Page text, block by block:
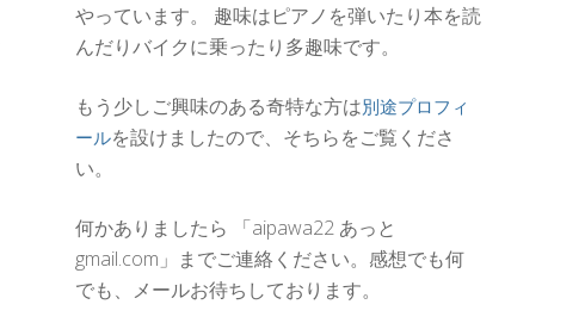
やっています。 趣味はピアノを弾いたり本を読
んだりバイクに乗ったり多趣味です。
もう少しご興味のある奇特な方は別途プロフィ
ールを設けましたので、そちらをご覧くださ
い。
何かありましたら 「aipawa22 あっと
gmail.com」までご連絡ください。感想でも何
でも、メールお待ちしております。